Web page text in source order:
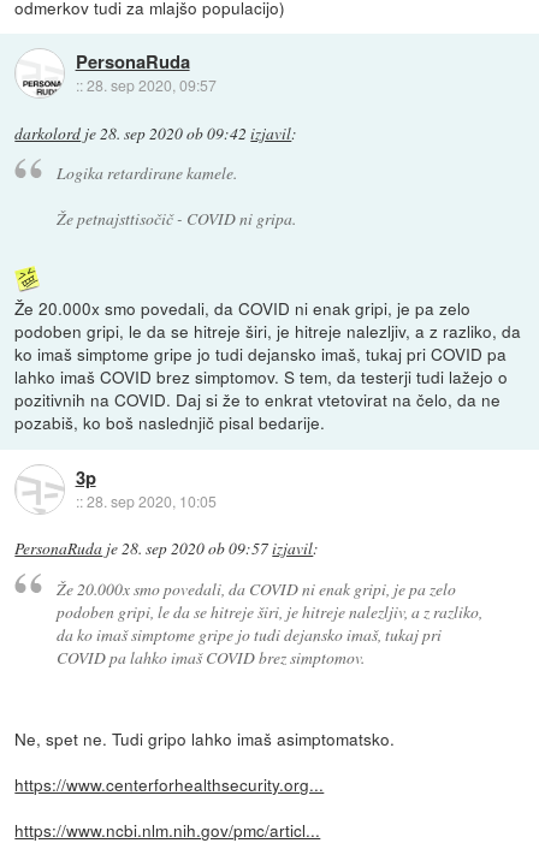
odmerkov tudi za mlajšo populacijo)
PersonaRuda
::28. sep 2020, 09:57
darkolord je28. sep 2020 ob 09:42 izjavil:
Logika retardirane kamele.
Že petnajsttisočič - COVID ni gripa.
Že 20.000x smo povedali, da COVID ni enak gripi, je pa zelo
podoben gripi, le da se hitreje širi, je hitreje nalezljiv, a z razliko, da
ko imaš simptome gripe jo tudi dejansko imaš, tukaj pri COVID pa
lahko imaš COVID brez simptomov. S tem, da testerji tudi lažejo o
pozitivnih na COVID. Daj si že to enkrat vtetovirat na čelo, da ne
pozabiš, ko boš naslednjič pisal bedarije.
3p
::28. sep 2020, 10:05
PersonaRuda je28. sep 2020 ob 09:57izjavil:
Že 20.000x smo povedali, da COVID ni enak gripi, je pa zelo
podoben gripi, le da se hitreje širi, je hitreje nalezljiv, a z razliko,
da ko imaš simptome gripe jo tudi dejansko imaš, tukaj pri
COVID pa lahko imaš COVID brez simptomov.
Ne, spet ne. Tudi gripo lahko imaš asimptomatsko.
https://www.centerforhealthsecurity.org...
https://www.ncbi.nlm.nih.gov/pmc/articl...